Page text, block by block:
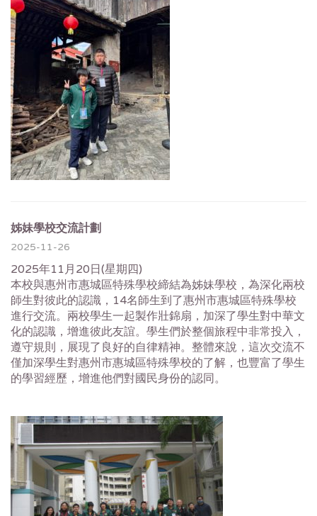
姊妹學校交流計劃
2025-11-26
2025年11月20日(星期四)
本校與惠州市惠城區特殊學校締結為姊妹學校，為深化兩校
師生對彼此的認識，14名師生到了惠州市惠城區特殊學校
進行交流。兩校學生一起製作壯錦扇，加深了學生對中華文
化的認識，增進彼此友誼。學生們於整個旅程中非常投入，
遵守規則，展現了良好的自律精神。整體來說，這次交流不
僅加深學生對惠州市惠城區特殊學校的了解，也豐富了學生
的學習經歷，增進他們對國民身份的認同。